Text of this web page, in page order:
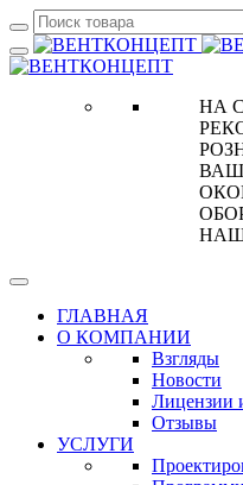
НА
ГЛАВНАЯ
О КОМПАНИИ
Взгляды
Новости
Лицензии
Отзывы
УСЛУГИ